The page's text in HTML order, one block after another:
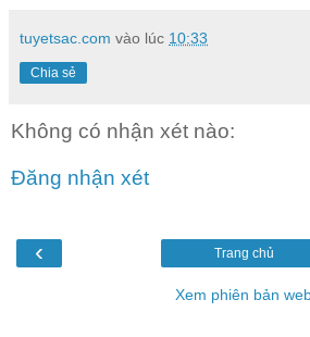
tuyetsac.com vào lúc 10:33
Chia sẻ
Không có nhận xét nào:
Đăng nhận xét
‹ Trang chủ
Xem phiên bản